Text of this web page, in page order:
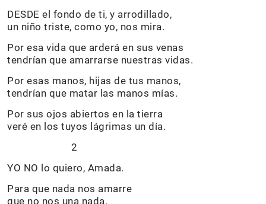
DESDE el fondo de ti, y arrodillado,
un niño triste, como yo, nos mira.
Por esa vida que arderá en sus venas
tendrían que amarrarse nuestras vidas.
Por esas manos, hijas de tus manos,
tendrían que matar las manos mías.
Por sus ojos abiertos en la tierra
veré en los tuyos lágrimas un día.
2
YO NO lo quiero, Amada.
Para que nada nos amarre
que no nos una nada.